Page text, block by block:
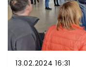
13.02.2024 16:31